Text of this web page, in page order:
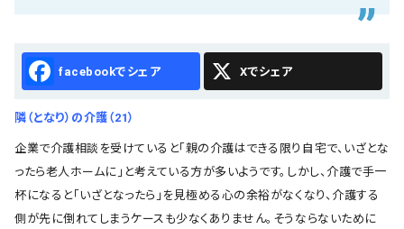
Facebook X
隣（となり）の介護（21）
企業で介護相談を受けていると「親の介護はできる限り自宅で、いざとな
ったら老人ホームに」と考えている方が多いようです。しかし、介護で手一
杯になると「いざとなったら」を見極める心の余裕がなくなり、介護する
側が先に倒れてしまうケースも少なくありません。そうならないために